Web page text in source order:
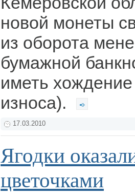
новой монеты
из оборота
бумажной
иметь
износа).
17.03.2010
Ягодки
цветочками